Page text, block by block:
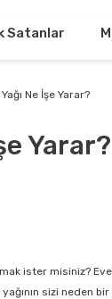
Satanlar
Yağı Ne İşe Yarar?
Yarar?
ister misiniz?
sizi neden